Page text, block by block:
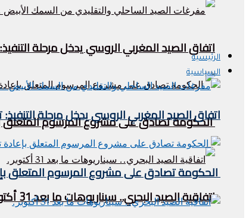
اتفاق الصيد المغربي الروسي يدخل مرحلة
الحكومة تصادق على مشروع المرسوم المتعلق
اتفاقية الصيد البحري.. سيناريوهات ما بعد 31 أكتوبر.
الرئيسية
السياسية
اتفاق الصيد المغربي الروسي يدخل مرحلة
الحكومة تصادق على مشروع المرسوم المتعلق